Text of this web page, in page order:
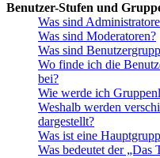
Benutzer-Stufen und
Was sind
Was sind Moderatoren?
Was sind
Wo finde ich die
bei?
Wie werde ich
Weshalb werden
dargestellt?
Was ist eine
Was bedeutet der „Das